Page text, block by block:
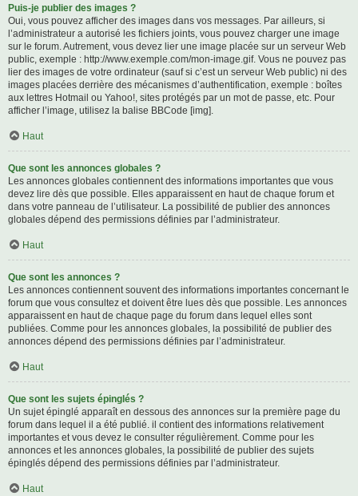
Puis-je publier des images ?
Oui, vous pouvez afficher des images dans vos messages. Par ailleurs, si
l’administrateur a autorisé les fichiers joints, vous pouvez charger une image
sur le forum. Autrement, vous devez lier une image placée sur un serveur Web
public, exemple : http://www.exemple.com/mon-image.gif. Vous ne pouvez pas
lier des images de votre ordinateur (sauf si c’est un serveur Web public) ni des
images placées derrière des mécanismes d’authentification, exemple : boîtes
aux lettres Hotmail ou Yahoo!, sites protégés par un mot de passe, etc. Pour
afficher l’image, utilisez la balise BBCode [img].
Haut
Que sont les annonces globales ?
Les annonces globales contiennent des informations importantes que vous
devez lire dès que possible. Elles apparaissent en haut de chaque forum et
dans votre panneau de l’utilisateur. La possibilité de publier des annonces
globales dépend des permissions définies par l’administrateur.
Haut
Que sont les annonces ?
Les annonces contiennent souvent des informations importantes concernant le
forum que vous consultez et doivent être lues dès que possible. Les annonces
apparaissent en haut de chaque page du forum dans lequel elles sont
publiées. Comme pour les annonces globales, la possibilité de publier des
annonces dépend des permissions définies par l’administrateur.
Haut
Que sont les sujets épinglés ?
Un sujet épinglé apparaît en dessous des annonces sur la première page du
forum dans lequel il a été publié. il contient des informations relativement
importantes et vous devez le consulter régulièrement. Comme pour les
annonces et les annonces globales, la possibilité de publier des sujets
épinglés dépend des permissions définies par l’administrateur.
Haut